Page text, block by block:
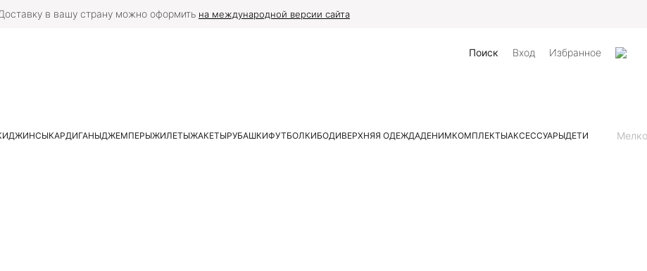
в вашу страну можно оформить на международной версии сайта
Поиск Вход Избранное
ДЖИНСЫКАРДИГАНЫДЖЕМПЕРЫЖИЛЕТЫЖАКЕТЫРУБАШКИФУТБОЛКИБОДИВЕРХНЯЯ ОДЕЖДАДЕНИМКОМПЛЕКТЫАКСЕССУАРЫДЕТИ Мелко